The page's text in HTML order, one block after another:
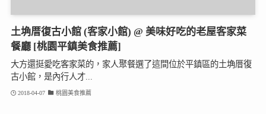
土埆厝復古小館 (客家小館) @ 美味好吃的老屋客家菜
餐廳 [桃園平鎮美食推薦]
大方還挺愛吃客家菜的，家人聚餐選了這間位於平鎮區的土埆厝復
古小館，是內行人才...
2018-04-07 桃園美食推薦